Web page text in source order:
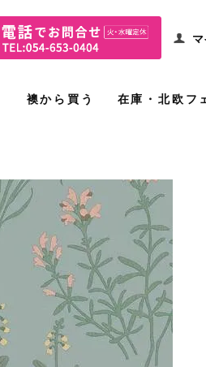
襖から買う 在庫・北欧フ